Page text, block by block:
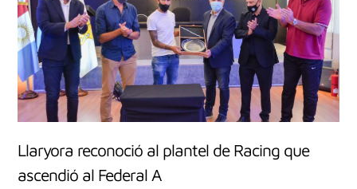
Llaryora reconoció al plantel de Racing que
ascendió al Federal A